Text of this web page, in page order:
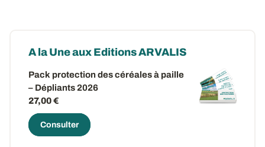
A la Une aux Editions ARVALIS
Pack protection des céréales à paille
– Dépliants 2026
27,00 €
Consulter